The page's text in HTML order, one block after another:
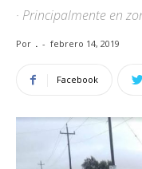
· Principalmente en
Por . - febrero 14, 2019
Facebook